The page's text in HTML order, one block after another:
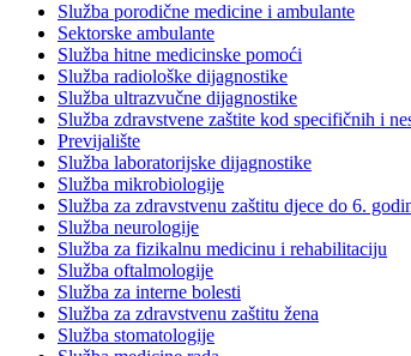
Služba porodične medicine i ambulante
Sektorske ambulante
Služba hitne medicinske pomoći
Služba radiološke dijagnostike
Služba ultrazvučne dijagnostike
Služba zdravstvene zaštite kod specifičnih i
Previjalište
Služba laboratorijske dijagnostike
Služba mikrobiologije
Služba za zdravstvenu zaštitu djece do 6.
Služba neurologije
Služba za fizikalnu medicinu i rehabilitaciju
Služba oftalmologije
Služba za interne bolesti
Služba za zdravstvenu zaštitu žena
Služba stomatologije